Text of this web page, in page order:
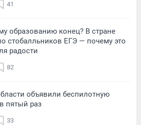
41
образованию конец? В стране
стобалльников ЕГЭ — почему это
радости
82
объявили беспилотную
пятый раз
33